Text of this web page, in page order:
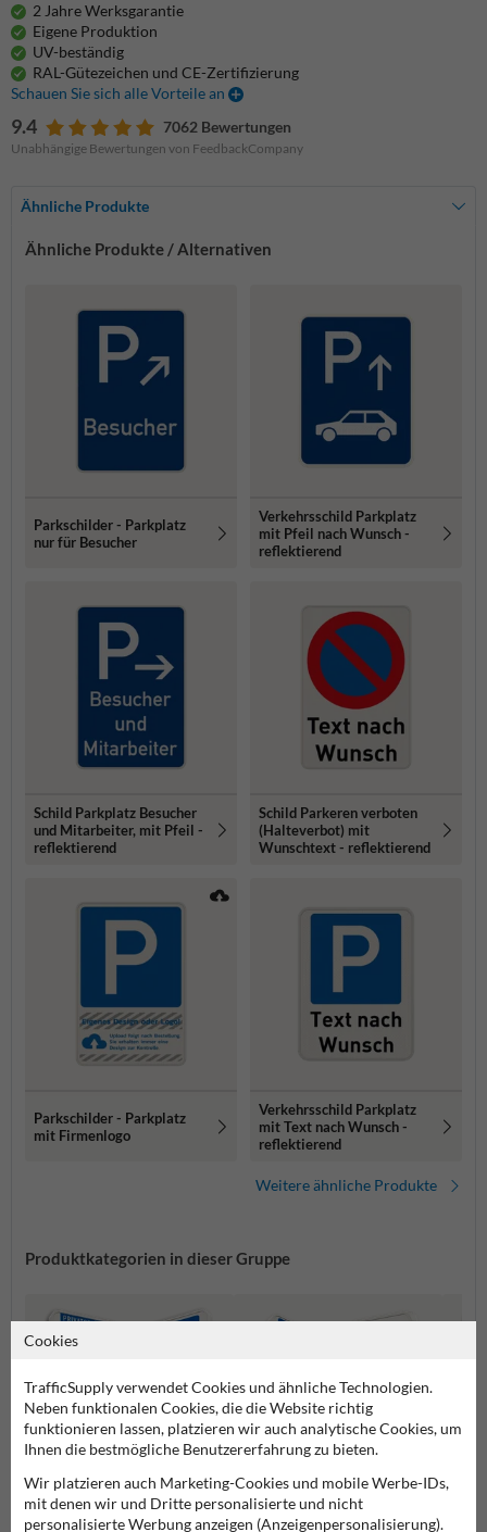
2 Jahre Werksgarantie
Eigene Produktion
UV-beständig
RAL-Gütezeichen und CE-Zertifizierung
Schauen Sie sich alle Vorteile an
9.4 7062 Bewertungen
Unabhängige Bewertungen von FeedbackCompany
Ähnliche Produkte
Ähnliche Produkte / Alternativen
Parkschilder - Parkplatz
nur für Besucher
Verkehrsschild Parkplatz
mit Pfeil nach Wunsch -
reflektierend
Schild Parkplatz Besucher
und Mitarbeiter, mit Pfeil -
reflektierend
Schild Parkeren verboten
(Halteverbot) mit
Wunschtext - reflektierend
Parkschilder - Parkplatz
mit Firmenlogo
Verkehrsschild Parkplatz
mit Text nach Wunsch -
reflektierend
Weitere ähnliche Produkte
Produktkategorien in dieser Gruppe
Parkplatz für
Cookies
TrafficSupply verwendet Cookies und ähnliche Technologien.
Neben funktionalen Cookies, die die Website richtig
funktionieren lassen, platzieren wir auch analytische Cookies, um
Ihnen die bestmögliche Benutzererfahrung zu bieten.
Wir platzieren auch Marketing-Cookies und mobile Werbe-IDs,
mit denen wir und Dritte personalisierte und nicht
personalisierte Werbung anzeigen (Anzeigenpersonalisierung).